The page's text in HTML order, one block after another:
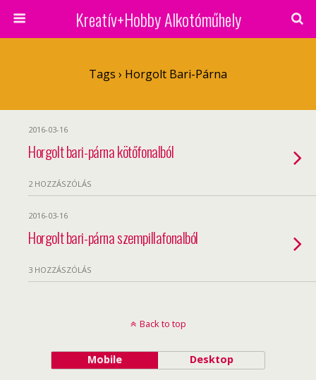
Kreatív+Hobby Alkotóműhely
Tags › Horgolt Bari-Párna
2016-03-16
Horgolt bari-párna kötőfonalból
2 HOZZÁSZÓLÁS
2016-03-16
Horgolt bari-párna szempillafonalból
3 HOZZÁSZÓLÁS
Back to top
Mobile Desktop